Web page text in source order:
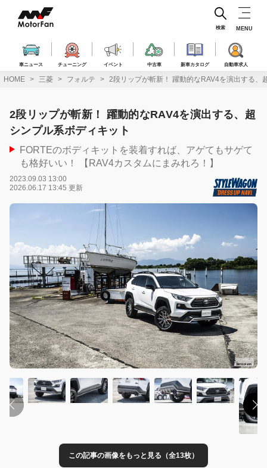
ス
車ニュース チューニング イベント 中古車 新車カタログ 自動車求人
検索 MENU
HOME 三菱 フォルテ 2段リップが斬新！ 躍動的なRAV4を演出する、
2段リップが斬新！ 躍動的なRAV4を演出する、超
シンプル系ボディキット
FORTEのボディキットを装着すれば、アゲてもサゲて
も格好いい！ 【RAV4カスタムにまみれろ！】
2023.09.03 13:00
2026.06.17 13:45 更新
この記事の画像をもっと見る（全13枚）